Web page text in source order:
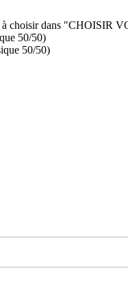
à choisir dans "CHOISIR
50/50)
50/50)